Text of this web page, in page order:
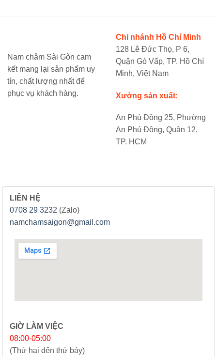
Nam châm Sài Gòn cam
kết mang lại sản phẩm uy
tín, chất lượng nhất để
phục vụ khách hàng.
Chi nhánh Hồ Chí Minh
128 Lê Đức Thọ, P 6,
Quận Gò Vấp, TP. Hồ Chí
Minh, Việt Nam
Xưởng sản xuất:
An Phú Đông 25, Phường
An Phú Đông, Quận 12,
TP. HCM
LIÊN HỆ
0708 29 3232 (Zalo)
namchamsaigon@gmail.com
GIỜ LÀM VIỆC
08:00-05:00
(Thứ hai đến thứ bảy)